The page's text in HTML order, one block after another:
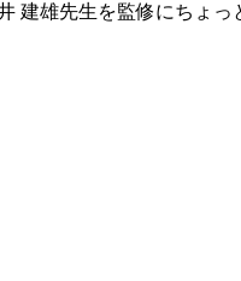
建雄先生を監修にちょ